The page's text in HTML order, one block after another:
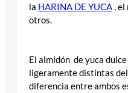
la HARINA DE YUCA, el
otros.
El almidón de yuca
ligeramente distintas
diferencia entre ambos